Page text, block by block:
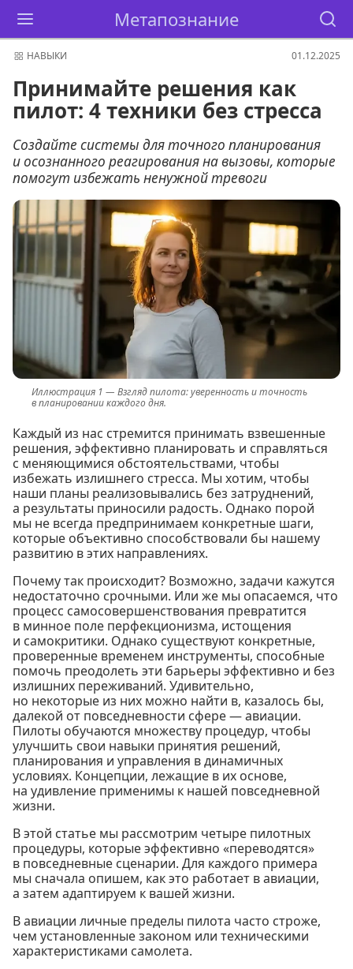
Метапознание
НАВЫКИ 01.12.2025
Принимайте решения как
пилот: 4 техники без стресса
Создайте системы для точного планирования
и осознанного реагирования на вызовы, которые
помогут избежать ненужной тревоги
Взгляд пилота: уверенность и точность
в планировании каждого дня.
Каждый из нас стремится принимать взвешенные
решения, эффективно планировать и справляться
с меняющимися обстоятельствами, чтобы
избежать излишнего стресса. Мы хотим, чтобы
наши планы реализовывались без затруднений,
а результаты приносили радость. Однако порой
мы не всегда предпринимаем конкретные шаги,
которые объективно способствовали бы нашему
развитию в этих направлениях.
Почему так происходит? Возможно, задачи кажутся
недостаточно срочными. Или же мы опасаемся, что
процесс самосовершенствования превратится
в минное поле перфекционизма, истощения
и самокритики. Однако существуют конкретные,
проверенные временем инструменты, способные
помочь преодолеть эти барьеры эффективно и без
излишних переживаний. Удивительно,
но некоторые из них можно найти в, казалось бы,
далекой от повседневности сфере — авиации.
Пилоты обучаются множеству процедур, чтобы
улучшить свои навыки принятия решений,
планирования и управления в динамичных
условиях. Концепции, лежащие в их основе,
на удивление применимы к нашей повседневной
жизни.
В этой статье мы рассмотрим четыре пилотных
процедуры, которые эффективно «переводятся»
в повседневные сценарии. Для каждого примера
мы сначала опишем, как это работает в авиации,
а затем адаптируем к вашей жизни.
В авиации личные пределы пилота часто строже,
чем установленные законом или техническими
характеристиками самолета.